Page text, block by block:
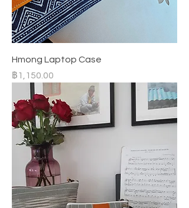
Hmong Laptop Case
ราคา
฿1,150.00